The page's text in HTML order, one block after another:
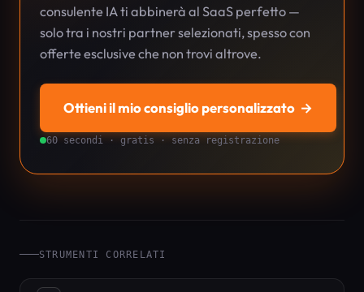
consulente IA ti abbinerà al SaaS perfetto —
solo tra i nostri partner selezionati, spesso con
offerte esclusive che non trovi altrove.
Ottieni il mio consiglio personalizzato →
60 secondi · gratis · senza registrazione
STRUMENTI CORRELATI